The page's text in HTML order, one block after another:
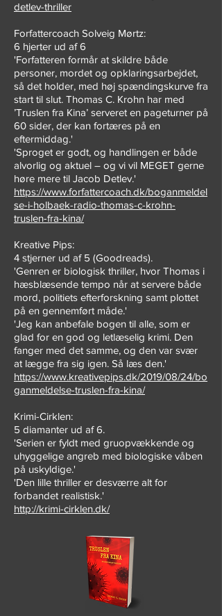
detlev-thriller
Forfattercoach Solveig Mørtz:
6 hjerter ud af 6
'Forfatteren formår at skildre både
personer, mordet og opklaringsarbejdet,
så det holder, med høj spændingskurve fra
start til slut. Thomas C. Krohn har med
’Truslen fra Kina’ serveret en pageturner på
60 sider, der kan fortæres på en
eftermiddag.'
'Sproget er godt, og handlingen er både
alvorlig og aktuel – og vi vil MEGET gerne
høre mere til Jacob Detlev.'
https://www.forfattercoach.dk/boganmeldel
se-i-holbaek-radio-thomas-c-krohn-
truslen-fra-kina/
Kreative Pips:
4 stjerner ud af 5 (Goodreads).
'Genren er biologisk thriller, hvor Thomas i
hæsblæsende tempo når at servere både
mord, politiets efterforskning samt plottet
på en gennemført måde.'
'Jeg kan anbefale bogen til alle, som er
glad for en god og letlæselig krimi. Den
fanger med det samme, og den var svær
at lægge fra sig igen. Så læs den.'
https://www.kreativepips.dk/2019/08/24/bo
ganmeldelse-truslen-fra-kina/
Krimi-Cirklen:
5 diamanter ud af 6.
'Serien er fyldt med gruopvækkende og
uhyggelige angreb med biologiske våben
på uskyldige.'
'Den lille thriller er desværre alt for
forbandet realistisk.'
http://krimi-cirklen.dk/